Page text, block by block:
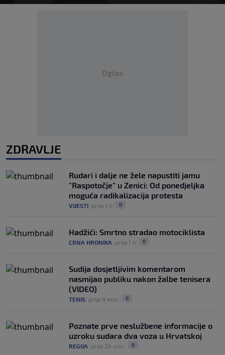
Oglas
ZDRAVLJE
Rudari i dalje ne žele napustiti jamu
"Raspotočje" u Zenici: Od ponedjeljka
moguća radikalizacija protesta
VIJESTI prije 1 h 0
Hadžići: Smrtno stradao motociklista
CRNA HRONIKA prije 1 h 0
Sudija dosjetljivim komentarom
nasmijao publiku nakon žalbe tenisera
(VIDEO)
TENIS prije 9 min. 0
Poznate prve neslužbene informacije o
uzroku sudara dva voza u Hrvatskoj
REGIJA prije 26 min. 0